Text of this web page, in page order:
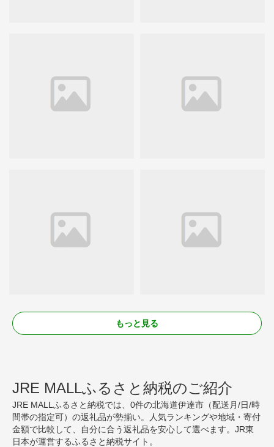
もっと見る
JRE MALLふるさと納税のご紹介
JRE MALLふるさと納税では、0件の北海道伊達市（配送月/日/時
間帯の指定可）の返礼品が勢揃い。人気ランキングや地域・寄付
金額で比較して、自分に合う返礼品を安心して選べます。JR東
日本が運営するふるさと納税サイト。